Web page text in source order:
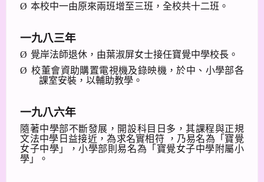
Ø 本校中一由原來兩班增至三班，全校共十二班。
一九八三年
Ø 覺岸法師退休，由葉淑屏女士接任寶覺中學校長。
Ø 校董會資助購置電視機及錄映機，於中、小學部各
課室安裝，以輔助教學。
一九八六年
隨著中學部不斷發展，開設科目日多，其課程與正規
文法中學日益接近，為求名實相符
，乃易名為「寶覺
女子中學」，小學部則易名為「寶覺女子中學附屬小
學」。